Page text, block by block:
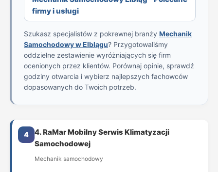
firmy i usługi
Szukasz specjalistów z pokrewnej branży Mechanik
Samochodowy w Elblągu? Przygotowaliśmy
oddzielne zestawienie wyróżniających się firm
ocenionych przez klientów. Porównaj opinie, sprawdź
godziny otwarcia i wybierz najlepszych fachowców
dopasowanych do Twoich potrzeb.
4
4. RaMar Mobilny Serwis Klimatyzacji
Samochodowej
Mechanik samochodowy